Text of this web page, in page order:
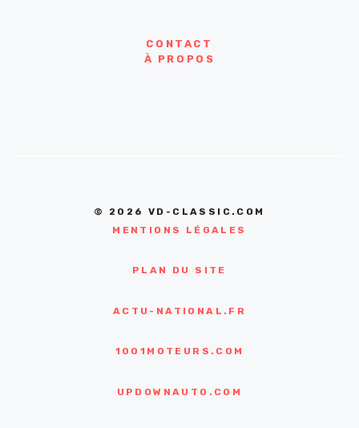
CONTACT
À PROPOS
© 2026 VD-CLASSIC.COM
MENTIONS LÉGALES
PLAN DU SITE
ACTU-NATIONAL.FR
1001MOTEURS.COM
UPDOWNAUTO.COM